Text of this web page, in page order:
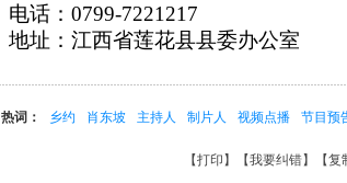
电话： 0799-7221217
地址：江西省莲花县县委办公室
热词： 乡约 肖东坡 主持人 制片人 视频点播 节目预
【打印 】【我要纠错】【复